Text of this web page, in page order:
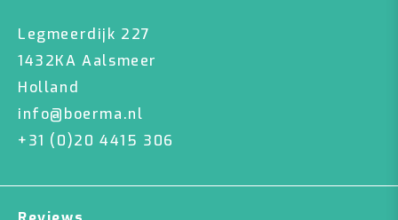
Legmeerdijk 227
1432KA Aalsmeer
Holland
info@boerma.nl
+31 (0)20 4415 306